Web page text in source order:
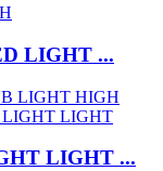
LIGHT ...
LIGHT ...